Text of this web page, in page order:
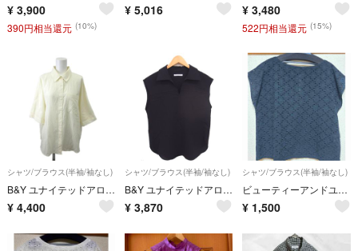
¥ 3,900
390円相当還元 (10%)
¥ 5,016 ¥ 3,480
522円相当還元 (15%)
シャツ/ブラウス(半袖/袖なし)
B&Y ユナイテッドアローズ シャツ ブラウス Free 黄 無地
¥ 4,400
シャツ/ブラウス(半袖/袖なし)
B&Y ユナイテッドアローズ ブラウス カットソー スキッパー ノースリーブ
¥ 3,870
シャツ/ブラウス(半袖/袖なし)
ビューティーアンドユース ブラウス
¥ 1,500